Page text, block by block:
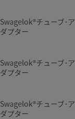
Swagelok®チューブ･ア
ダプター
Swagelok®チューブ･ア
ダプター
Swagelok®チューブ･ア
ダプター